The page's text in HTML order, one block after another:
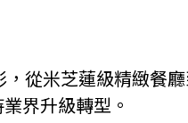
從米芝蓮級精緻餐
界升級轉型。